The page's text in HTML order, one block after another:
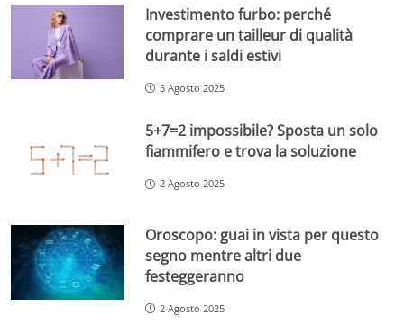
Investimento furbo: perché
comprare un tailleur di qualità
durante i saldi estivi
5 Agosto 2025
5+7=2 impossibile? Sposta un solo
fiammifero e trova la soluzione
2 Agosto 2025
Oroscopo: guai in vista per questo
segno mentre altri due
festeggeranno
2 Agosto 2025